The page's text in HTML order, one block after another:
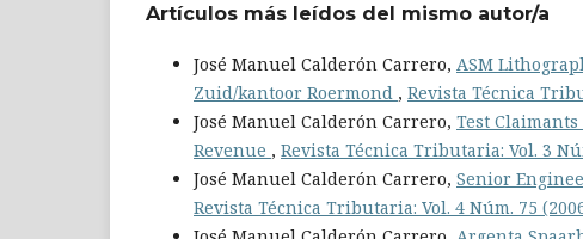
Artículos más leídos del mismo autor/a
José Manuel Calderón Carrero, ASM
Zuid/kantoor Roermond , Revista Técnica
José Manuel Calderón Carrero, Test
Revenue , Revista Técnica Tributaria: Vol. 3
José Manuel Calderón Carrero, Senior
Revista Técnica Tributaria: Vol. 4 Núm. 75